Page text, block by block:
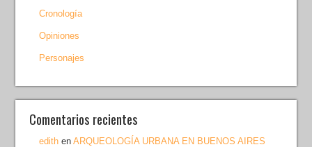
Cronología
Opiniones
Personajes
Comentarios recientes
edith enARQUEOLOGÍA URBANA EN BUENOS AIRES